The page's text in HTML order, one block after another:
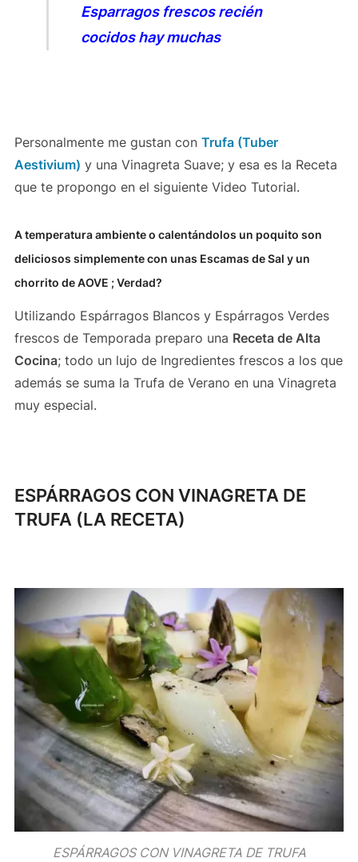
Esparragos frescos recién
cocidos hay muchas
Personalmente me gustan con Trufa (Tuber
Aestivium) y una Vinagreta Suave; y esa es la Receta
que te propongo en el siguiente Video Tutorial.
A temperatura ambiente o calentándolos un poquito son
deliciosos simplemente con unas Escamas de Sal y un
chorrito de AOVE ; Verdad?
Utilizando Espárragos Blancos y Espárragos Verdes
frescos de Temporada preparo una Receta de Alta
Cocina; todo un lujo de Ingredientes frescos a los que
además se suma la Trufa de Verano en una Vinagreta
muy especial.
ESPÁRRAGOS CON VINAGRETA DE
TRUFA (LA RECETA)
ESPÁRRAGOS CON VINAGRETA DE TRUFA